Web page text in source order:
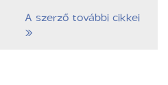
A szerző további cikkei
»